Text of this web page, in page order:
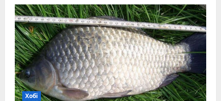
Хобі